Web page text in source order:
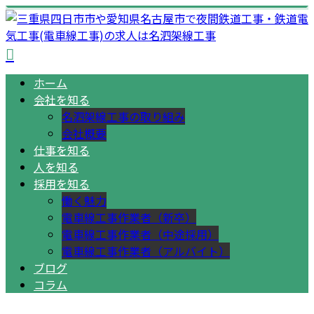
ホーム
会社を知る
名泗架線工事の取り組み
会社概要
仕事を知る
人を知る
採用を知る
働く魅力
電車線工事作業者（新卒）
電車線工事作業者（中途採用）
電車線工事作業者（アルバイト）
ブログ
コラム